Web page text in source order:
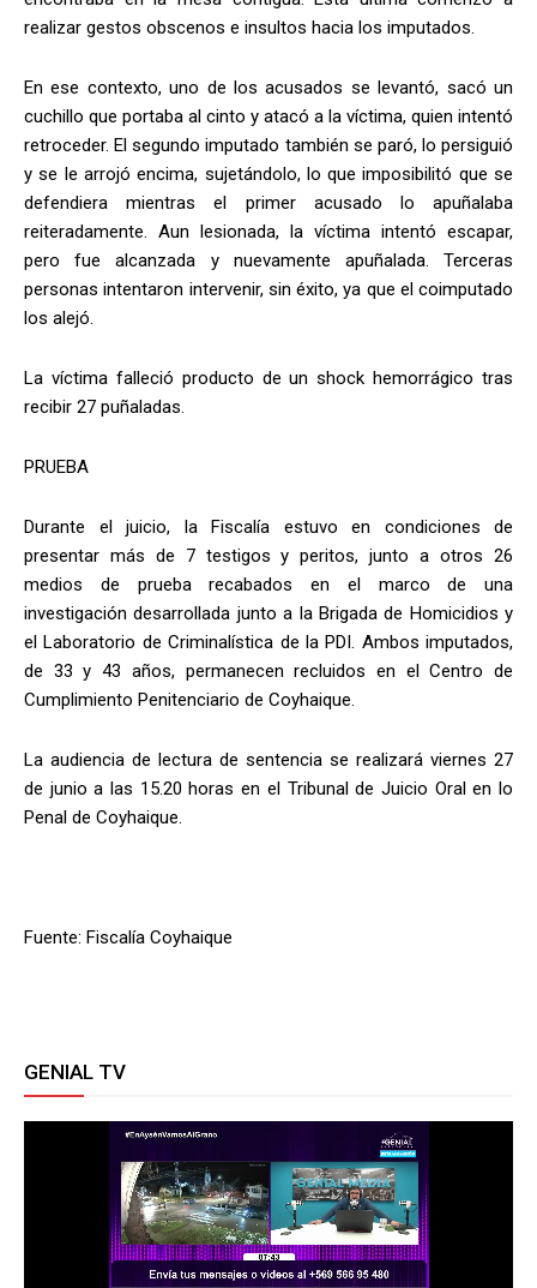
realizar gestos obscenos e insultos hacia los imputados.
En ese contexto, uno de los acusados se levantó, sacó un
cuchillo que portaba al cinto y atacó a la víctima, quien intentó
retroceder. El segundo imputado también se paró, lo persiguió
y se le arrojó encima, sujetándolo, lo que imposibilitó que se
defendiera mientras el primer acusado lo apuñalaba
reiteradamente. Aun lesionada, la víctima intentó escapar,
pero fue alcanzada y nuevamente apuñalada. Terceras
personas intentaron intervenir, sin éxito, ya que el coimputado
los alejó.
La víctima falleció producto de un shock hemorrágico tras
recibir 27 puñaladas.
PRUEBA
Durante el juicio, la Fiscalía estuvo en condiciones de
presentar más de 7 testigos y peritos, junto a otros 26
medios de prueba recabados en el marco de una
investigación desarrollada junto a la Brigada de Homicidios y
el Laboratorio de Criminalística de la PDI. Ambos imputados,
de 33 y 43 años, permanecen recluidos en el Centro de
Cumplimiento Penitenciario de Coyhaique.
La audiencia de lectura de sentencia se realizará viernes 27
de junio a las 15.20 horas en el Tribunal de Juicio Oral en lo
Penal de Coyhaique.
Fuente: Fiscalía Coyhaique
GENIAL TV